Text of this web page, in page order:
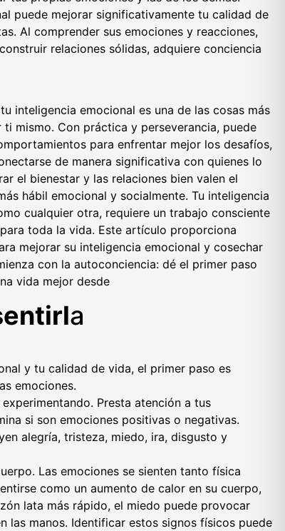
puede mejorar significativamente tu calidad de
Al comprender sus emociones y reacciones,
relaciones sólidas, adquiere conciencia
inteligencia emocional es una de las cosas más
mismo. Con práctica y perseverancia, puede
para enfrentar mejor los desafíos,
de manera significativa con quienes lo
el bienestar y las relaciones bien valen el
hábil emocional y socialmente. Tu inteligencia
cualquier otra, requiere un trabajo consciente
toda la vida. Este artículo proporciona
mejorar su inteligencia emocional y cosechar
con la autoconciencia: dé el primer paso
vida mejor desde
a
y tu calidad de vida, el primer paso es
emociones.
Presta atención a tus
si son emociones positivas o negativas.
alegría, tristeza, miedo, ira, disgusto y
Las emociones se sienten tanto física
como un aumento de calor en su cuerpo,
lata más rápido, el miedo puede provocar
las manos. Identificar estos signos físicos puede